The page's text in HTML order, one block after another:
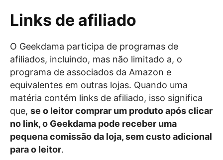
Links de afiliado
O Geekdama participa de programas de
afiliados, incluindo, mas não limitado a, o
programa de associados da Amazon e
equivalentes em outras lojas. Quando uma
matéria contém links de afiliado, isso significa
que, se o leitor comprar um produto após clicar
no link, o Geekdama pode receber uma
pequena comissão da loja, sem custo adicional
para o leitor.